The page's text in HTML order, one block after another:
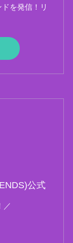
を発信！リ
公式
／